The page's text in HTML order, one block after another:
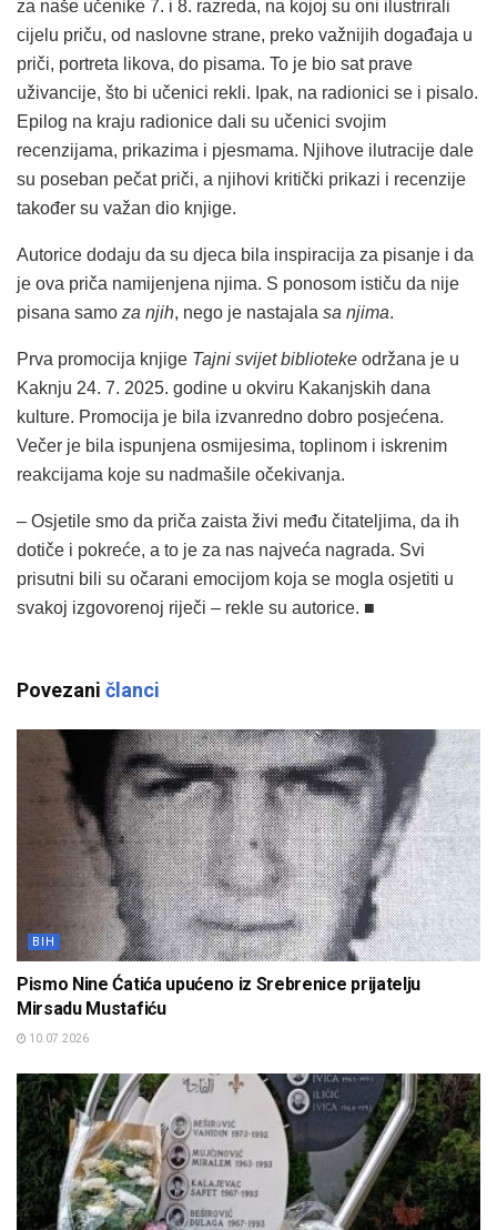
za naše učenike 7. i 8. razreda, na kojoj su oni ilustrirali
cijelu priču, od naslovne strane, preko važnijih događaja u
priči, portreta likova, do pisama. To je bio sat prave
uživancije, što bi učenici rekli. Ipak, na radionici se i pisalo.
Epilog na kraju radionice dali su učenici svojim
recenzijama, prikazima i pjesmama. Njihove ilutracije dale
su poseban pečat priči, a njihovi kritički prikazi i recenzije
također su važan dio knjige.
Autorice dodaju da su djeca bila inspiracija za pisanje i da
je ova priča namijenjena njima. S ponosom ističu da nije
pisana samo za njih, nego je nastajala sa njima.
Prva promocija knjige Tajni svijet biblioteke održana je u
Kaknju 24. 7. 2025. godine u okviru Kakanjskih dana
kulture. Promocija je bila izvanredno dobro posjećena.
Večer je bila ispunjena osmijesima, toplinom i iskrenim
reakcijama koje su nadmašile očekivanja.
– Osjetile smo da priča zaista živi među čitateljima, da ih
dotiče i pokreće, a to je za nas najveća nagrada. Svi
prisutni bili su očarani emocijom koja se mogla osjetiti u
svakoj izgovorenoj riječi – rekle su autorice. ■
Povezani članci
BIH
Pismo Nine Ćatića upućeno iz Srebrenice prijatelju
Mirsadu Mustafiću
10.07.2026